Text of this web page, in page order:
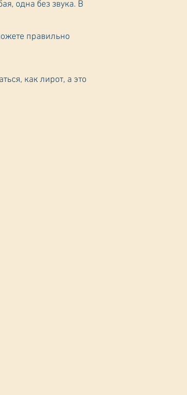
как лирот, а это